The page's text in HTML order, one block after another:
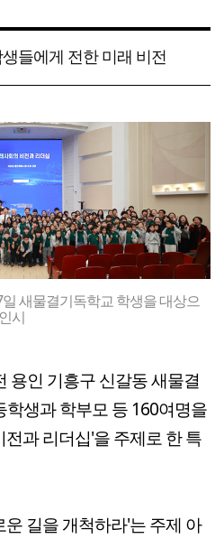
들에게 전한 미래 비전
새물결기독학교 학생을 대상으
시
용인 기흥구 신갈동 새물결
학생과 학부모 등 160여명을
과 리더십'을 주제로 한 특
길을 개척하라'는 주제 아